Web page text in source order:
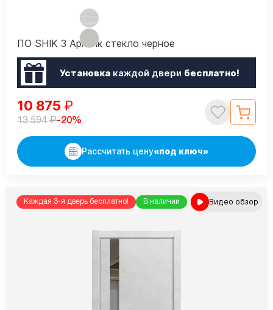
ПО SHIK 3 Арктик стекло черное
Установкакаждой двери бесплатно!
10 875 ₽
13 594₽-20%
Рассчитать цену«под ключ»
Каждая 3-я дверь бесплатно! В наличии Видео обзор